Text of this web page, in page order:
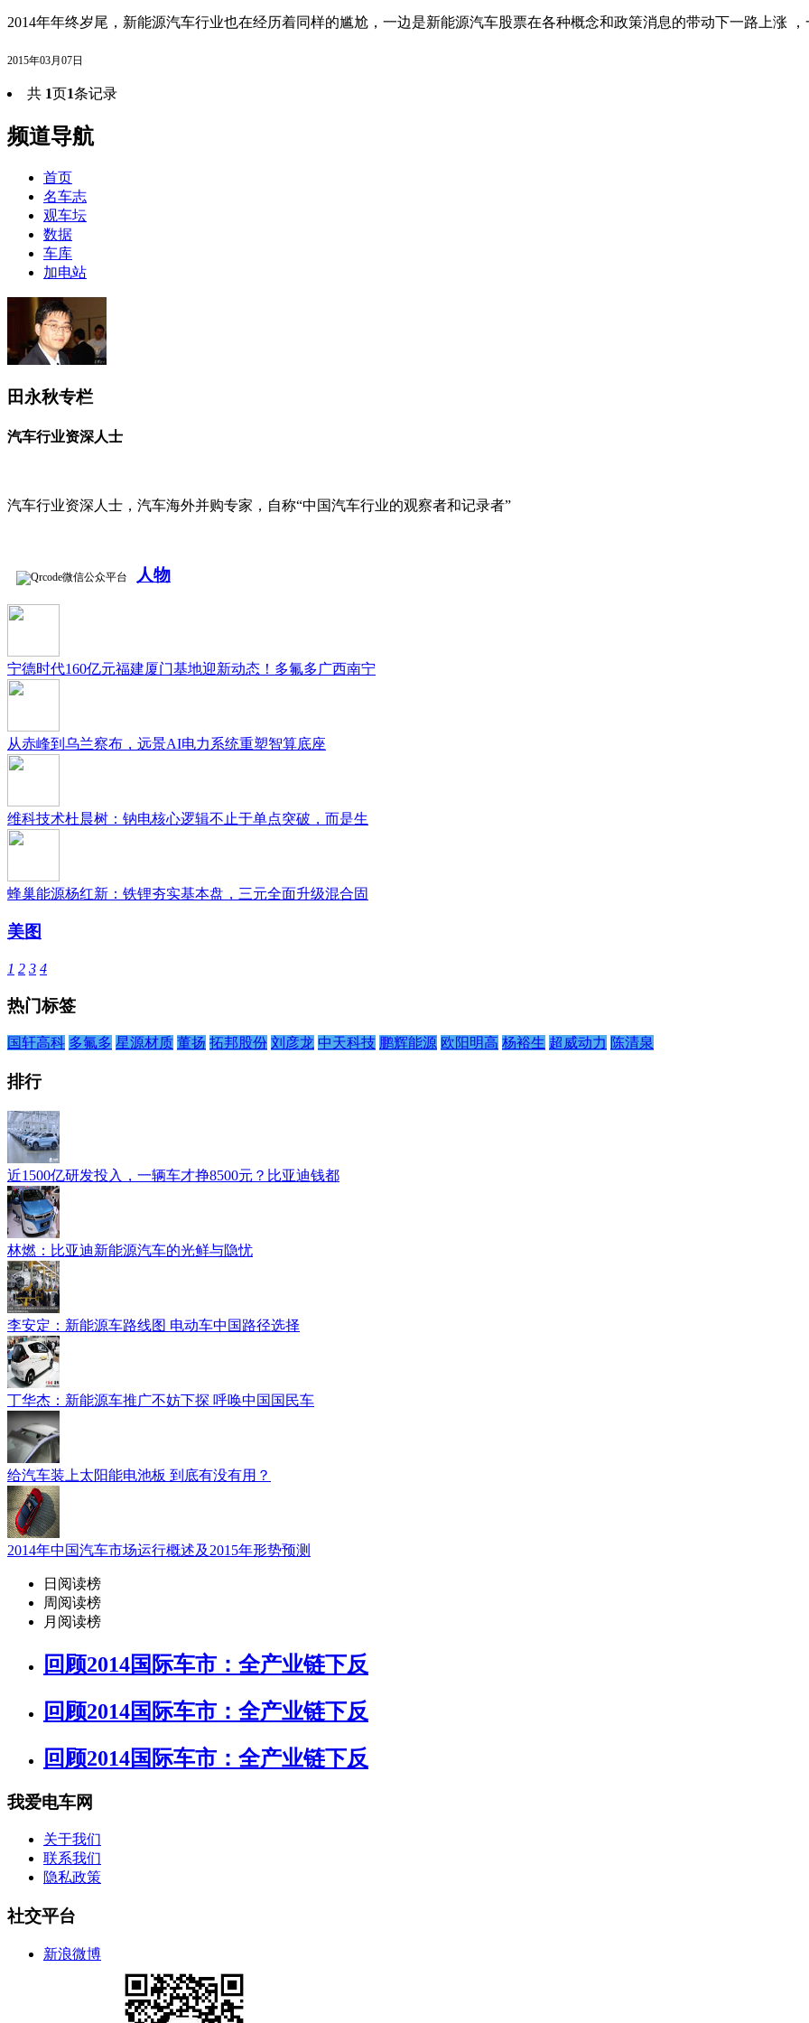
2014年年终岁尾，新能源汽车行业也在经历着同样的尴尬，一边是新能源汽车股票在各种概念和政策消息的带动下一路上涨
2015年03月07日
共 1页1条记录
频道导航
首页
名车志
观车坛
数据
车库
加电站
田永秋专栏
汽车行业资深人士
汽车行业资深人士，汽车海外并购专家，自称“中国汽车行业的观察者和记录者”
微信公众平台 人物
宁德时代160亿元福建厦门基地迎新动态！多氟多广西南宁
从赤峰到乌兰察布，远景AI电力系统重塑智算底座
维科技术杜晨树：钠电核心逻辑不止于单点突破，而是生
蜂巢能源杨红新：铁锂夯实基本盘，三元全面升级混合固
美图
1 2 3 4
热门标签
国轩高科 多氟多 星源材质 董扬 拓邦股份 刘彦龙 中天科技 鹏辉能源 欧阳明高 杨裕生 超威动力 陈清泉
排行
近1500亿研发投入，一辆车才挣8500元？比亚迪钱都
林燃：比亚迪新能源汽车的光鲜与隐忧
李安定：新能源车路线图 电动车中国路径选择
丁华杰：新能源车推广不妨下探 呼唤中国国民车
给汽车装上太阳能电池板 到底有没有用？
2014年中国汽车市场运行概述及2015年形势预测
日阅读榜
周阅读榜
月阅读榜
回顾2014国际车市：全产业链下反
回顾2014国际车市：全产业链下反
回顾2014国际车市：全产业链下反
我爱电车网
关于我们
联系我们
隐私政策
社交平台
新浪微博